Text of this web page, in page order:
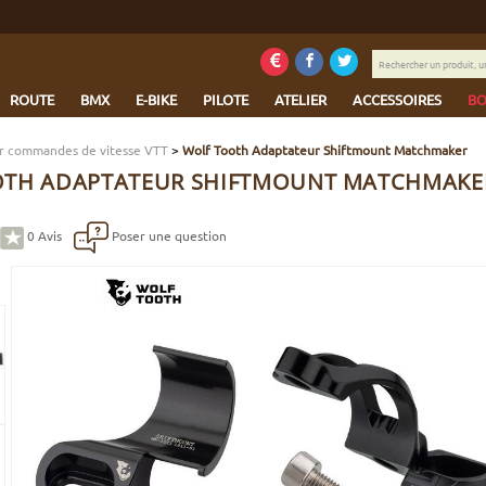
ROUTE BMX E-BIKE PILOTE ATELIER ACCESSOIRES
Rechercher
un
une
marque...
commandes de vitesse VTT>Wolf Tooth Adaptateur Shiftmount Matchmaker
ADAPTATEUR SHIFTMOUNT
0 Avis Poser une question